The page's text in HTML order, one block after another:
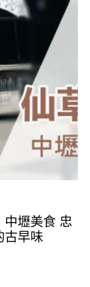
壢美食 忠
早味